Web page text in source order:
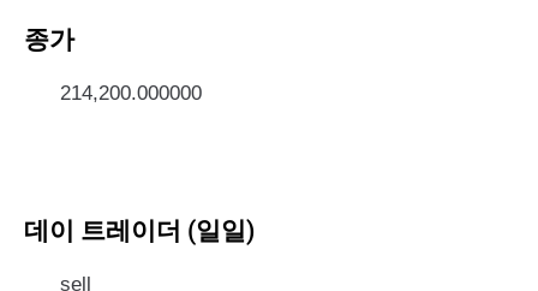
종가
214,200.000000
데이 트레이더 (일일)
sell